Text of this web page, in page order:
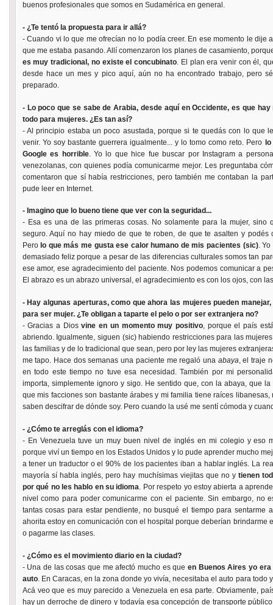
buenos profesionales que somos en Sudamérica en general.
- ¿Te tentó la propuesta para ir allá?
- Cuando vi lo que me ofrecían no lo podía creer. En ese momento le dije
que me estaba pasando. Allí comenzaron los planes de casamiento,
es muy tradicional, no existe el concubinato. El plan era venir con él,
desde hace un mes y pico aquí, aún no ha encontrado trabajo, pero
preparado.
- Lo poco que se sabe de Arabia, desde aquí en Occidente, es que
todo para mujeres. ¿Es tan así?
- Al principio estaba un poco asustada, porque si te quedás con lo que
venir. Yo soy bastante guerrera igualmente... y lo tomo como reto. Pero lo
Google es horrible. Yo lo que hice fue buscar por Instagram a
venezolanas, con quienes podía comunicarme mejor. Les preguntaba
comentaron que sí había restricciones, pero también me contaban la
pude leer en Internet.
- Imagino que lo bueno tiene que ver con la seguridad...
- Esa es una de las primeras cosas. No solamente para la mujer, sino
seguro. Aquí no hay miedo de que te roben, de que te asalten y podés
Perolo que más me gusta ese calor humano de mis pacientes (sic). Yo
demasiado feliz porque a pesar de las diferencias culturales somos tan
ese amor, ese agradecimiento del paciente. Nos podemos comunicar a
El abrazo es un abrazo universal, el agradecimiento es con los ojos, con
- Hay algunas aperturas, como que ahora las mujeres pueden
para ser mujer. ¿Te obligan a taparte el pelo o por ser extranjera no?
- Gracias a Diosvine en un momento muy positivo, porque el país
abriendo. Igualmente, siguen (sic) habiendo restricciones para las
las familias y de lo tradicional que sean, pero por ley las mujeres
me tapo. Hace dos semanas una paciente me regaló una abaya, el traje
en todo este tiempo no tuve esa necesidad. También por mi
importa, simplemente ignoro y sigo. He sentido que, con la abaya, que
que mis facciones son bastante árabes y mi familia tiene raíces
saben descifrar de dónde soy. Pero cuando la usé me sentí cómoda y
- ¿Cómo te arreglás con el idioma?
- En Venezuela tuve un muy buen nivel de inglés en mi colegio y eso
porque viví un tiempo en los Estados Unidos y lo pude aprender mucho
a tener un traductor o el 90% de los pacientes iban a hablar inglés. La
mayoría sí habla inglés, pero hay muchísimas viejitas que no y tienen
por qué no les hablo en su idioma. Por respeto yo estoy abierta a
nivel como para poder comunicarme con el paciente. Sin embargo, no
tantas cosas para estar pendiente, no busqué el tiempo para sentarme
ahorita estoy en comunicación con el hospital porque deberían brindarme
o pagarme las clases.
- ¿Cómo es el movimiento diario en la ciudad?
- Una de las cosas que me afectó mucho es queen Buenos Aires yo
auto. En Caracas, en la zona donde yo vivía, necesitaba el auto para todo
Acá veo que es muy parecido a Venezuela en esa parte. Obviamente,
hay un derroche de dinero y todavía esa concepción de transporte